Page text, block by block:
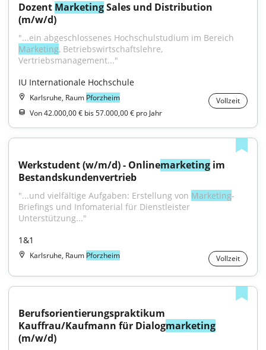
Dozent Marketing Sales und Distribution
(m/w/d)
Marketing, Betriebswirtschaftslehre,
Vertriebsmanagement..."
IU Internationale Hochschule
Karlsruhe, Raum Pforzheim
Vollzeit
Von 42.000,00 € bis 57.000,00 € pro Jahr
Werkstudent (w/m/d) - Onlinemarketing im
Bestandskundenvertrieb
"...und vielfältige Aufgaben: Erstellung von Marketing-
Briefings und Infomaterial für Dienstleister
Unterstützung..."
1&1
Karlsruhe, Raum Pforzheim Vollzeit
Berufsorientierungspraktikum
Kauffrau/Kaufmann für Dialogmarketing
(m/w/d)